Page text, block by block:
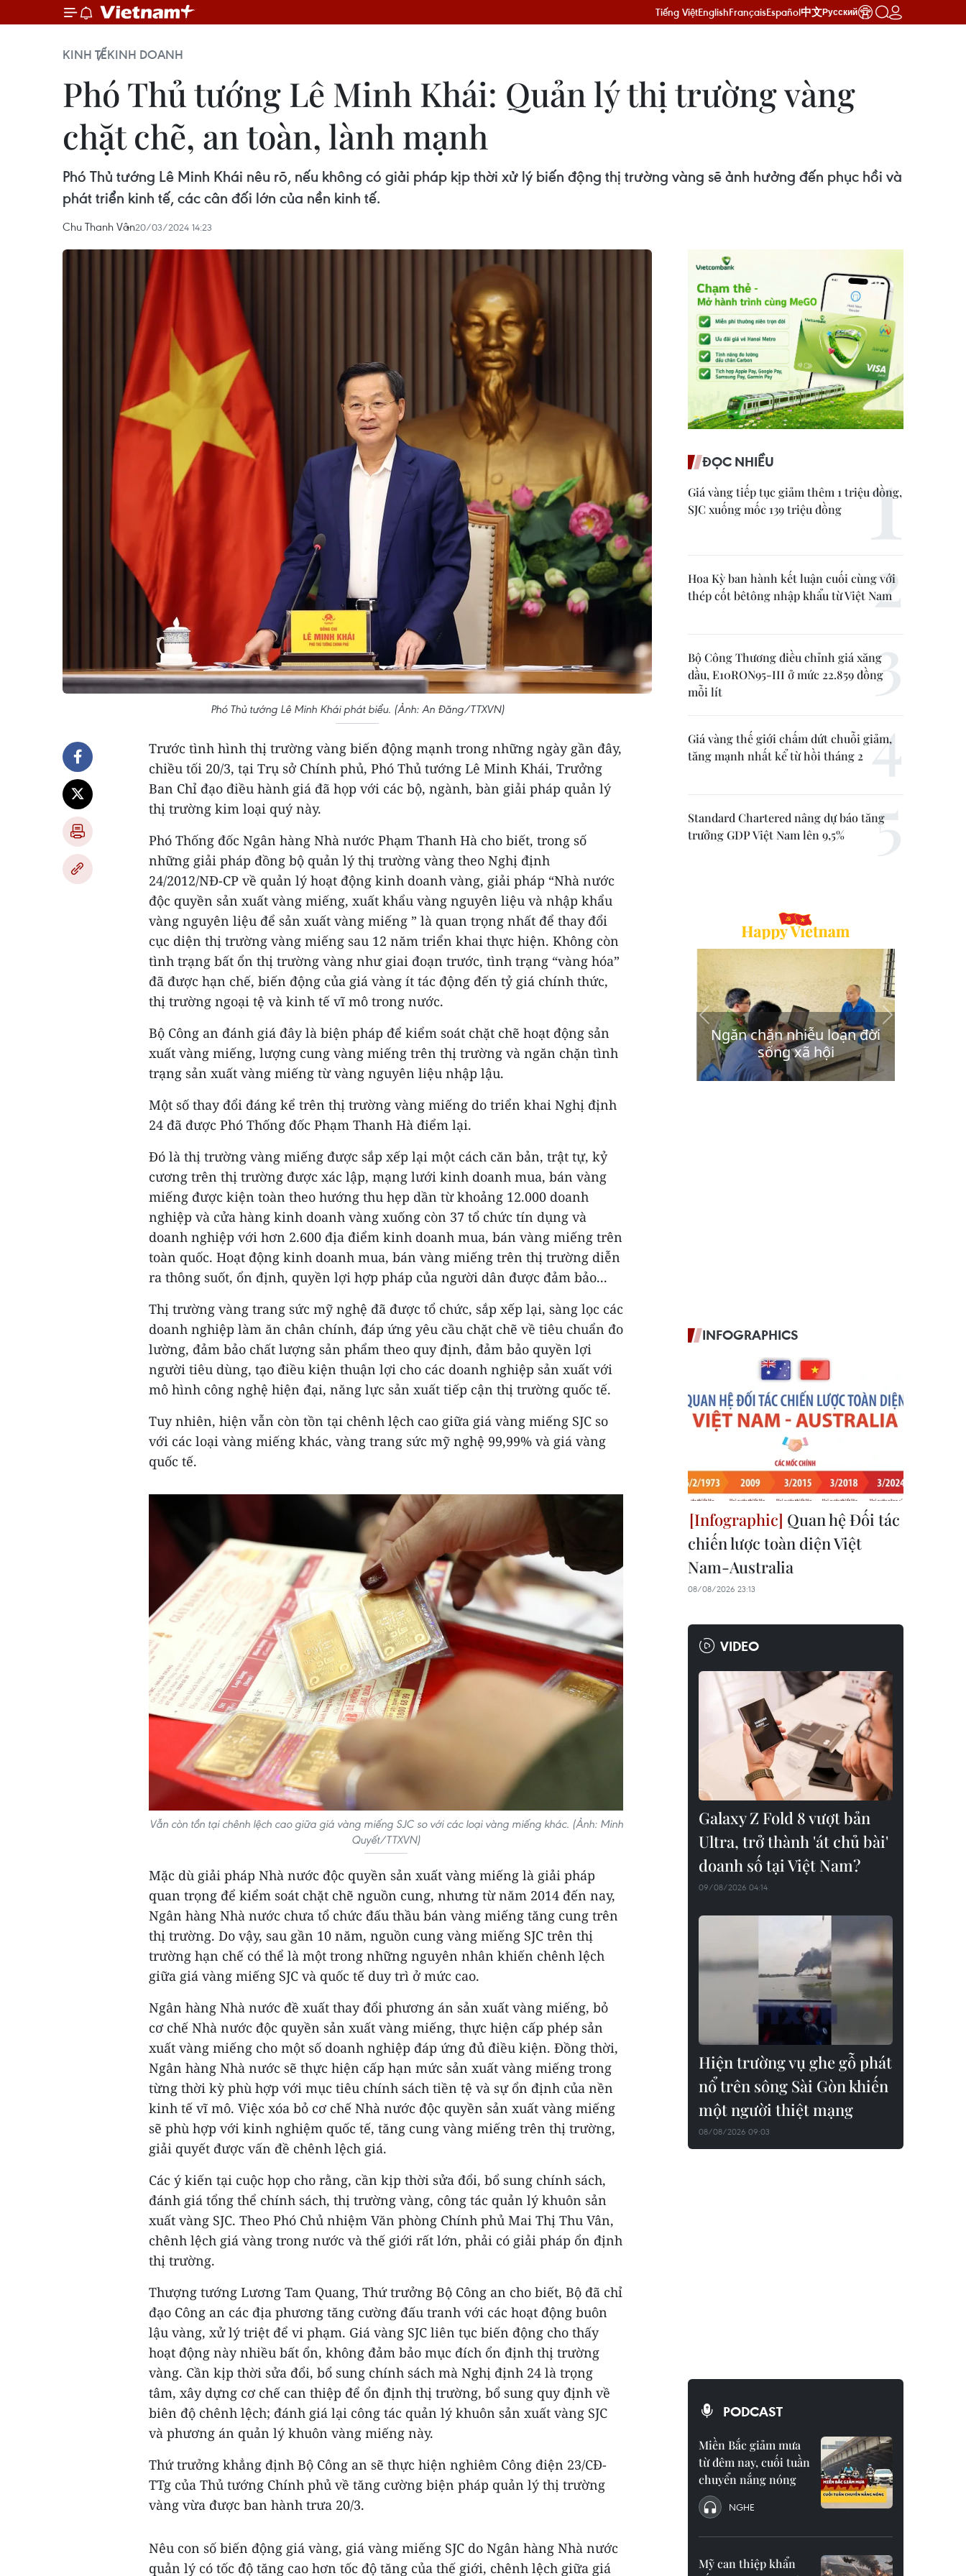
Tiếng ViệtEnglishFrançaisEspañol中文Русский
KINH TẾKINH DOANH
Phó Thủ tướng Lê Minh Khái: Quản lý thị trường vàng
chặt chẽ, an toàn, lành mạnh
Phó Thủ tướng Lê Minh Khái nêu rõ, nếu không có giải pháp kịp thời xử lý biến động thị trường vàng sẽ ảnh hưởng đến phục hồi và
phát triển kinh tế, các cân đối lớn của nền kinh tế.
Chu Thanh Vân20/03/2024 14:23
Phó Thủ tướng Lê Minh Khái phát biểu. (Ảnh: An Đăng/TTXVN)
Trước tình hình thị trường vàng biến động mạnh trong những ngày gần đây,
chiều tối 20/3, tại Trụ sở Chính phủ, Phó Thủ tướng Lê Minh Khái, Trưởng
Ban Chỉ đạo điều hành giá đã họp với các bộ, ngành, bàn giải pháp quản lý
thị trường kim loại quý này.
Phó Thống đốc Ngân hàng Nhà nước Phạm Thanh Hà cho biết, trong số
những giải pháp đồng bộ quản lý thị trường vàng theo Nghị định
24/2012/NĐ-CP về quản lý hoạt động kinh doanh vàng, giải pháp “Nhà nước
độc quyền sản xuất vàng miếng, xuất khẩu vàng nguyên liệu và nhập khẩu
vàng nguyên liệu để sản xuất vàng miếng ” là quan trọng nhất để thay đổi
cục diện thị trường vàng miếng sau 12 năm triển khai thực hiện. Không còn
tình trạng bất ổn thị trường vàng như giai đoạn trước, tình trạng “vàng hóa”
đã được hạn chế, biến động của giá vàng ít tác động đến tỷ giá chính thức,
thị trường ngoại tệ và kinh tế vĩ mô trong nước.
Bộ Công an đánh giá đây là biện pháp để kiểm soát chặt chẽ hoạt động sản
xuất vàng miếng, lượng cung vàng miếng trên thị trường và ngăn chặn tình
trạng sản xuất vàng miếng từ vàng nguyên liệu nhập lậu.
Một số thay đổi đáng kể trên thị trường vàng miếng do triển khai Nghị định
24 đã được Phó Thống đốc Phạm Thanh Hà điểm lại.
Đó là thị trường vàng miếng được sắp xếp lại một cách căn bản, trật tự, kỷ
cương trên thị trường được xác lập, mạng lưới kinh doanh mua, bán vàng
miếng được kiện toàn theo hướng thu hẹp dần từ khoảng 12.000 doanh
nghiệp và cửa hàng kinh doanh vàng xuống còn 37 tổ chức tín dụng và
doanh nghiệp với hơn 2.600 địa điểm kinh doanh mua, bán vàng miếng trên
toàn quốc. Hoạt động kinh doanh mua, bán vàng miếng trên thị trường diễn
ra thông suốt, ổn định, quyền lợi hợp pháp của người dân được đảm bảo...
Thị trường vàng trang sức mỹ nghệ đã được tổ chức, sắp xếp lại, sàng lọc các
doanh nghiệp làm ăn chân chính, đáp ứng yêu cầu chặt chẽ về tiêu chuẩn đo
lường, đảm bảo chất lượng sản phẩm theo quy định, đảm bảo quyền lợi
người tiêu dùng, tạo điều kiện thuận lợi cho các doanh nghiệp sản xuất với
mô hình công nghệ hiện đại, năng lực sản xuất tiếp cận thị trường quốc tế.
Tuy nhiên, hiện vẫn còn tồn tại chênh lệch cao giữa giá vàng miếng SJC so
với các loại vàng miếng khác, vàng trang sức mỹ nghệ 99,99% và giá vàng
quốc tế.
Vẫn còn tồn tại chênh lệch cao giữa giá vàng miếng SJC so với các loại vàng miếng khác. (Ảnh: Minh
Quyết/TTXVN)
Mặc dù giải pháp Nhà nước độc quyền sản xuất vàng miếng là giải pháp
quan trọng để kiểm soát chặt chẽ nguồn cung, nhưng từ năm 2014 đến nay,
Ngân hàng Nhà nước chưa tổ chức đấu thầu bán vàng miếng tăng cung trên
thị trường. Do vậy, sau gần 10 năm, nguồn cung vàng miếng SJC trên thị
trường hạn chế có thể là một trong những nguyên nhân khiến chênh lệch
giữa giá vàng miếng SJC và quốc tế duy trì ở mức cao.
Ngân hàng Nhà nước đề xuất thay đổi phương án sản xuất vàng miếng, bỏ
cơ chế Nhà nước độc quyền sản xuất vàng miếng, thực hiện cấp phép sản
xuất vàng miếng cho một số doanh nghiệp đáp ứng đủ điều kiện. Đồng thời,
Ngân hàng Nhà nước sẽ thực hiện cấp hạn mức sản xuất vàng miếng trong
từng thời kỳ phù hợp với mục tiêu chính sách tiền tệ và sự ổn định của nền
kinh tế vĩ mô. Việc xóa bỏ cơ chế Nhà nước độc quyền sản xuất vàng miếng
sẽ phù hợp với kinh nghiệm quốc tế, tăng cung vàng miếng trên thị trường,
giải quyết được vấn đề chênh lệch giá.
Các ý kiến tại cuộc họp cho rằng, cần kịp thời sửa đổi, bổ sung chính sách,
đánh giá tổng thể chính sách, thị trường vàng, công tác quản lý khuôn sản
xuất vàng SJC. Theo Phó Chủ nhiệm Văn phòng Chính phủ Mai Thị Thu Vân,
chênh lệch giá vàng trong nước và thế giới rất lớn, phải có giải pháp ổn định
thị trường.
Thượng tướng Lương Tam Quang, Thứ trưởng Bộ Công an cho biết, Bộ đã chỉ
đạo Công an các địa phương tăng cường đấu tranh với các hoạt động buôn
lậu vàng, xử lý triệt để vi phạm. Giá vàng SJC liên tục biến động cho thấy
hoạt động này nhiều bất ổn, không đảm bảo mục đích ổn định thị trường
vàng. Cần kịp thời sửa đổi, bổ sung chính sách mà Nghị định 24 là trọng
tâm, xây dựng cơ chế can thiệp để ổn định thị trường, bổ sung quy định về
biên độ chênh lệch; đánh giá lại công tác quản lý khuôn sản xuất vàng SJC
và phương án quản lý khuôn vàng miếng này.
Thứ trưởng khẳng định Bộ Công an sẽ thực hiện nghiêm Công điện 23/CĐ-
TTg của Thủ tướng Chính phủ về tăng cường biện pháp quản lý thị trường
vàng vừa được ban hành trưa 20/3.
Nêu con số biến động giá vàng, giá vàng miếng SJC do Ngân hàng Nhà nước
quản lý có tốc độ tăng cao hơn tốc độ tăng của thế giới, chênh lệch giữa giá
ĐỌC NHIỀU
Giá vàng tiếp tục giảm thêm 1 triệu đồng,
SJC xuống mốc 139 triệu đồng
Hoa Kỳ ban hành kết luận cuối cùng với
thép cốt bêtông nhập khẩu từ Việt Nam
Bộ Công Thương điều chỉnh giá xăng
dầu, E10RON95-III ở mức 22.859 đồng
mỗi lít
Giá vàng thế giới chấm dứt chuỗi giảm,
tăng mạnh nhất kể từ hồi tháng 2
Standard Chartered nâng dự báo tăng
trưởng GDP Việt Nam lên 9,5%
INFOGRAPHICS
Quan hệ Đối tác
chiến lược toàn diện Việt
Nam-Australia
08/08/2026 23:13
VIDEO
Galaxy Z Fold 8 vượt bản
Ultra, trở thành 'át chủ bài'
doanh số tại Việt Nam?
09/08/2026 04:14
Hiện trường vụ ghe gỗ phát
nổ trên sông Sài Gòn khiến
một người thiệt mạng
08/08/2026 09:03
PODCAST
Miền Bắc giảm mưa
từ đêm nay, cuối tuần
chuyển nắng nóng
NGHE
Mỹ can thiệp khẩn